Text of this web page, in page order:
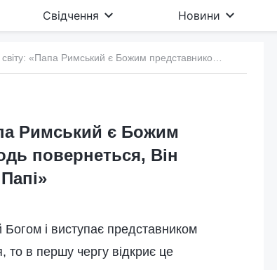
Свідчення Новини
Римський є Божим
повернеться, Він
Богом і виступає представником
то в першу чергу відкриє це